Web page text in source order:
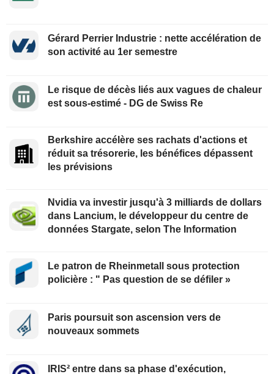
Gérard Perrier Industrie : nette accélération de
son activité au 1er semestre
Le risque de décès liés aux vagues de chaleur
est sous-estimé - DG de Swiss Re
Berkshire accélère ses rachats d'actions et
réduit sa trésorerie, les bénéfices dépassent
les prévisions
Nvidia va investir jusqu'à 3 milliards de dollars
dans Lancium, le développeur du centre de
données Stargate, selon The Information
Le patron de Rheinmetall sous protection
policière : " Pas question de se défiler »
Paris poursuit son ascension vers de
nouveaux sommets
IRIS² entre dans sa phase d'exécution,